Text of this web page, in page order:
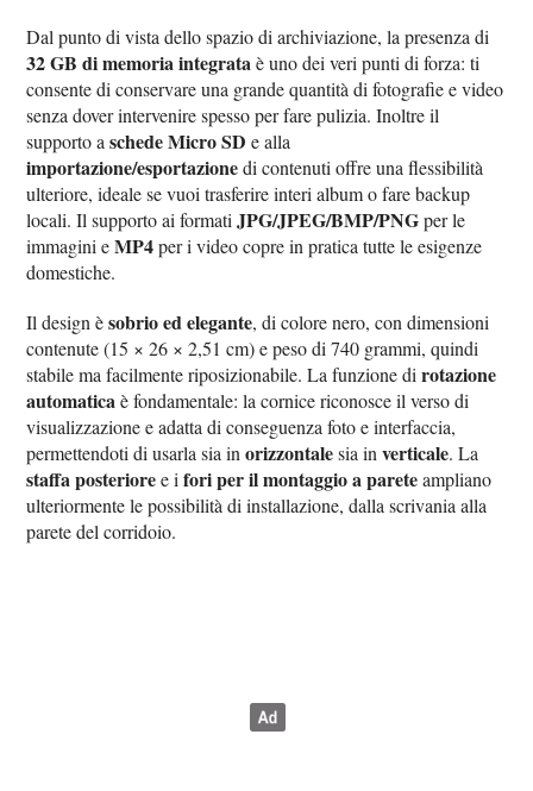
Dal punto di vista dello spazio di archiviazione, la presenza di
32 GB di memoria integrataè uno dei veri punti di forza: ti
consente di conservare una grande quantità di fotografie e video
senza dover intervenire spesso per fare pulizia. Inoltre il
supporto aschede Micro SD e alla
importazione/esportazionedi contenuti offre una flessibilità
ulteriore, ideale se vuoi trasferire interi album o fare backup
locali. Il supporto ai formatiJPG/JPEG/BMP/PNGper le
immagini eMP4per i video copre in pratica tutte le esigenze
domestiche.
Il design èsobrio ed elegante, di colore nero, con dimensioni
contenute (15 × 26 × 2,51 cm) e peso di 740 grammi, quindi
stabile ma facilmente riposizionabile. La funzione dirotazione
automaticaè fondamentale: la cornice riconosce il verso di
visualizzazione e adatta di conseguenza foto e interfaccia,
permettendoti di usarla sia inorizzontalesia inverticale. La
staffa posterioree ifori per il montaggio a pareteampliano
ulteriormente le possibilità di installazione, dalla scrivania alla
parete del corridoio.